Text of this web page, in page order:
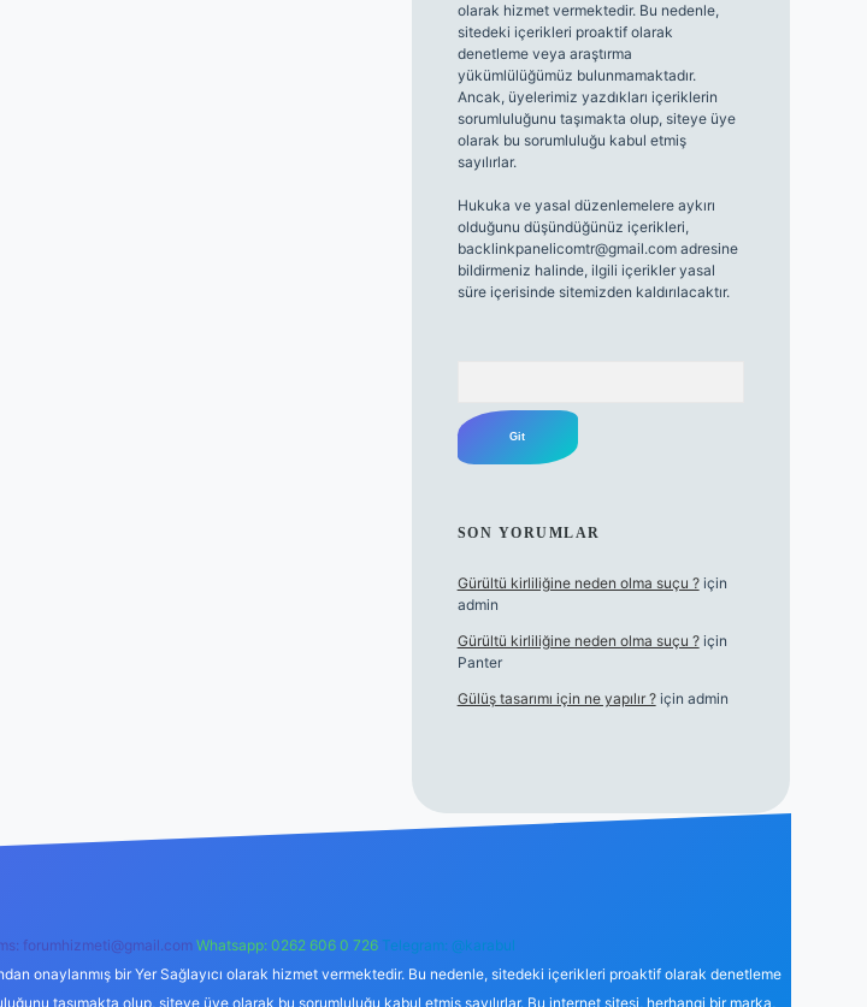
olarak hizmet vermektedir. Bu nedenle,
sitedeki içerikleri proaktif olarak
denetleme veya araştırma
yükümlülüğümüz bulunmamaktadır.
Ancak, üyelerimiz yazdıkları içeriklerin
sorumluluğunu taşımakta olup, siteye üye
olarak bu sorumluluğu kabul etmiş
sayılırlar.
Hukuka ve yasal düzenlemelere aykırı
olduğunu düşündüğünüz içerikleri,
backlinkpanelicomtr@gmail.comadresine
bildirmeniz halinde, ilgili içerikler yasal
süre içerisinde sitemizden kaldırılacaktır.
SON YORUMLAR
Gürültü kirliliğine neden olma suçu ?için
admin
Gürültü kirliliğine neden olma suçu ?için
Panter
Gülüş tasarımı için ne yapılır ?için admin
forumhizmeti@gmail.com Whatsapp: 0262 606 0 726 Telegram: @karabul
onaylanmış bir Yer Sağlayıcı olarak hizmet vermektedir. Bu nedenle, sitedeki içerikleri proaktif olarak denetleme
taşımakta olup, siteye üye olarak bu sorumluluğu kabul etmiş sayılırlar. Bu internet sitesi, herhangi bir marka,